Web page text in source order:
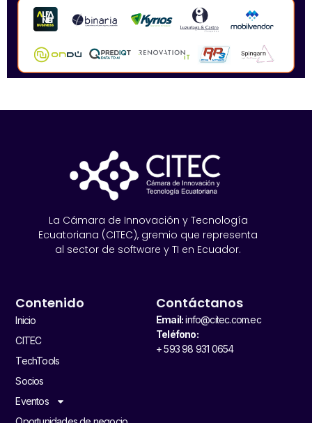
La Cámara de Innovación y Tecnología
Ecuatoriana (CITEC), gremio que representa
al sector de software y TI en Ecuador.
Contenido
Inicio
CITEC
TechTools
Socios
Eventos
Contáctanos
Email:info@citec.com.ec
Teléfono:
+ 593 98 931 0654